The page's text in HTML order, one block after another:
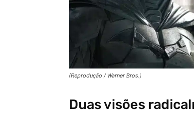
(Reprodução / Warner Bros.)
Duas visões